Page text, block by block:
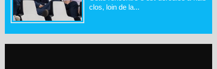
clos, loin de la...